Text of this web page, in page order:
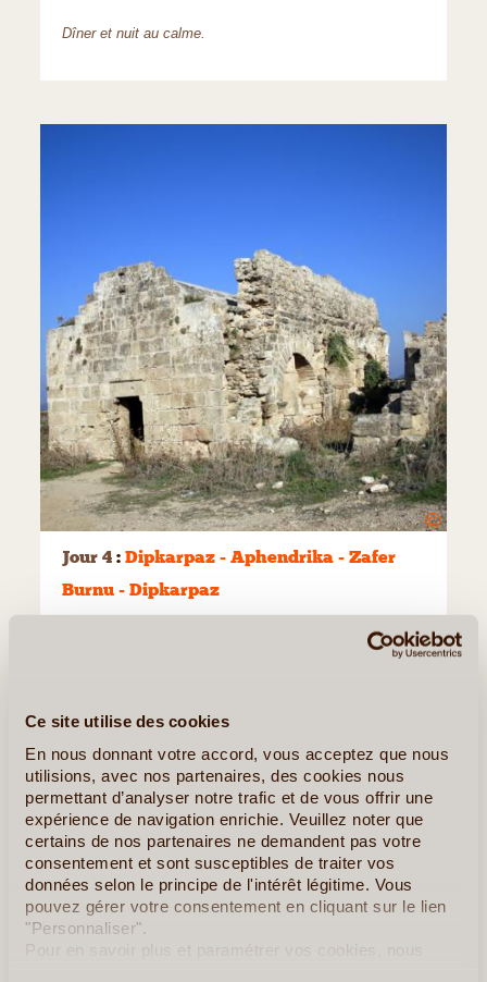
Ce site utilise des cookies
En nous donnant votre accord, vous acceptez que nous
utilisions, avec nos partenaires, des cookies nous
permettant d’analyser notre trafic et de vous offrir une
expérience de navigation enrichie. Veuillez noter que
certains de nos partenaires ne demandent pas votre
consentement et sont susceptibles de traiter vos
données selon le principe de l'intérêt légitime. Vous
pouvez gérer votre consentement en cliquant sur le lien
"Personnaliser".
Pour en savoir plus et paramétrer vos cookies, nous
Dîner et nuit au calme.
©
Jour 4 : Dipkarpaz - Aphendrika - Zafer
Burnu - Dipkarpaz
, sur la côte nord, près
de vestiges de monastères du 4ème siècle, pour le début
au bout de la péninsule. Pas de dénivelée significative.
Nous longeons la côte nord jusqu’à arriver au monastère
orthodoxe de saint-André qui se dresse au bout du cap
appelé Zafer Burnu
Pique-nique en cours de route. Du monastère, notre
minibus nous amène à la plus belle plage de l’île :
Nangomi
ou « Golden Beach » (Hasan’s Tortle Beach).
Baignades.